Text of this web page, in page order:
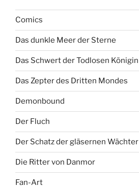
Comics
Das dunkle Meer der Sterne
Das Schwert der Todlosen Königin
Das Zepter des Dritten Mondes
Demonbound
Der Fluch
Der Schatz der gläsernen Wächter
Die Ritter von Danmor
Fan-Art